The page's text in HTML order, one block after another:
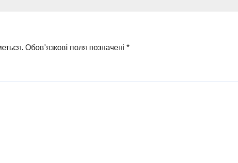
Обов’язкові поля позначені *